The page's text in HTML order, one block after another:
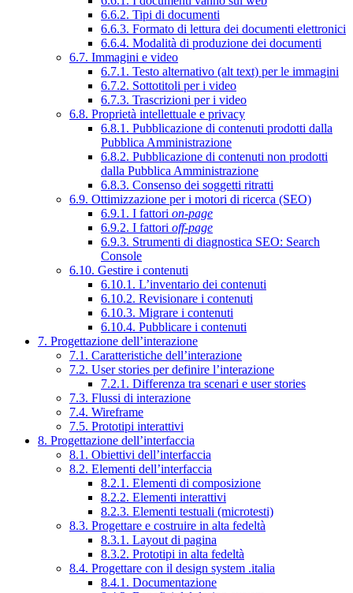
6.6.2. Tipi di documenti
6.6.3. Formato di lettura dei documenti elettronici
6.6.4. Modalità di produzione dei documenti
6.7. Immagini e video
6.7.1. Testo alternativo (alt text) per le immagini
6.7.2. Sottotitoli per i video
6.7.3. Trascrizioni per i video
6.8. Proprietà intellettuale e privacy
6.8.1. Pubblicazione di contenuti prodotti dalla
Pubblica Amministrazione
6.8.2. Pubblicazione di contenuti non prodotti
dalla Pubblica Amministrazione
6.8.3. Consenso dei soggetti ritratti
6.9. Ottimizzazione per i motori di ricerca (SEO)
6.9.1. I fattori on-page
6.9.2. I fattori off-page
6.9.3. Strumenti di diagnostica SEO: Search
Console
6.10. Gestire i contenuti
6.10.1. L’inventario dei contenuti
6.10.2. Revisionare i contenuti
6.10.3. Migrare i contenuti
6.10.4. Pubblicare i contenuti
7. Progettazione dell’interazione
7.1. Caratteristiche dell’interazione
7.2. User stories per definire l’interazione
7.2.1. Differenza tra scenari e user stories
7.3. Flussi di interazione
7.4. Wireframe
7.5. Prototipi interattivi
8. Progettazione dell’interfaccia
8.1. Obiettivi dell’interfaccia
8.2. Elementi dell’interfaccia
8.2.1. Elementi di composizione
8.2.2. Elementi interattivi
8.2.3. Elementi testuali (microtesti)
8.3. Progettare e costruire in alta fedeltà
8.3.1. Layout di pagina
8.3.2. Prototipi in alta fedeltà
8.4. Progettare con il design system .italia
8.4.1. Documentazione